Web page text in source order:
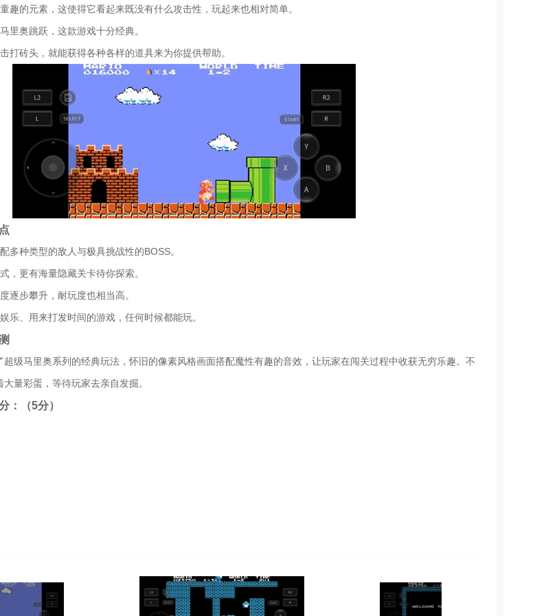
趣的元素，这使得它看起来既没有什么攻击性，玩起来也相对简单。
里奥跳跃，这款游戏十分经典。
打砖头，就能获得各种各样的道具来为你提供帮助。
多种类型的敌人与极具挑战性的BOSS。
，更有海量隐藏关卡待你探索。
逐步攀升，耐玩度也相当高。
乐、用来打发时间的游戏，任何时候都能玩。
超级马里奥系列的经典玩法，怀旧的像素风格画面搭配魔性有趣的音效，让玩家在闯关过程中收获无穷乐趣。不
量彩蛋，等待玩家去亲自发掘。
：（5分）